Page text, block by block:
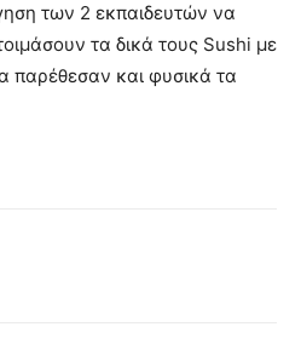
των 2 εκπαιδευτών να
τα δικά τους Sushi με
παρέθεσαν και φυσικά τα